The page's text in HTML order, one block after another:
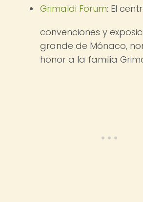
Grimaldi Forum: El
convenciones y
grande de Mónaco,
honor a la familia